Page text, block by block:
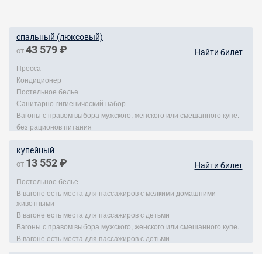
спальный (люксовый)
от 43 579 ₽ Найти билет
Пресса
Кондиционер
Постельное белье
Санитарно-гигиенический набор
Вагоны с правом выбора мужского, женского или смешанного купе.
без рационов питания
купейный
от 13 552 ₽ Найти билет
Постельное белье
В вагоне есть места для пассажиров с мелкими домашними
животными
В вагоне есть места для пассажиров с детьми
Вагоны с правом выбора мужского, женского или смешанного купе.
В вагоне есть места для пассажиров с детьми